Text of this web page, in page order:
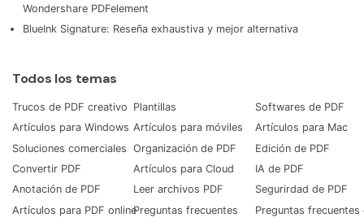
Wondershare PDFelement
BlueInk Signature: Reseña exhaustiva y mejor alternativa
Todos los temas
Trucos de PDF creativo Plantillas
Softwares de PDF
Artículos para Windows Artículos para móviles
Artículos para Mac
Soluciones comerciales
Organización de PDF
Edición de PDF
Convertir PDF
Artículos para Cloud
IA de PDF
Anotación de PDF
Leer archivos PDF
Segurirdad de PDF
Artículos para PDF onlinePreguntas frecuentes Preguntas frecuentes